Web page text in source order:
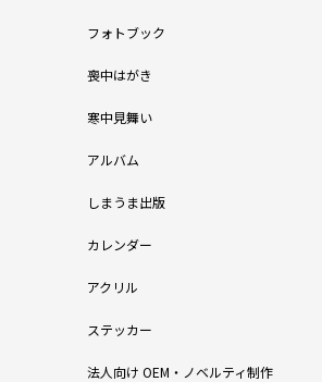
フォトブック
喪中はがき
寒中見舞い
アルバム
しまうま出版
カレンダー
アクリル
ステッカー
法人向け OEM・ノベルティ制作